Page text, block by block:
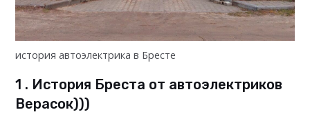
история автоэлектрика в Бресте
1 . История Бреста от автоэлектриков
Верасок)))